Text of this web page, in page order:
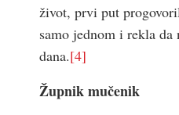
život, prvi put
samo jednom i rekla
dana.[4]
Župnik mučenik